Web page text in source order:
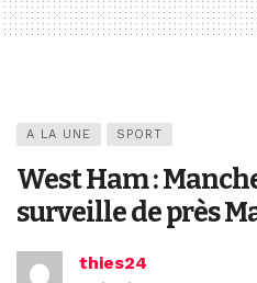
A LA UNE SPORT
West Ham :
surveille de près
thies24